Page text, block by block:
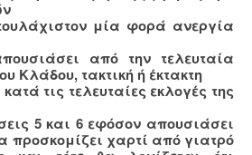
μία φορά ανεργία
από την τελευταία
Κλάδου, τακτική ή έκτακτη
τις τελευταίες εκλογές της
5 και 6 εφόσον απουσιάσει
προσκομίζει χαρτί από γιατρό